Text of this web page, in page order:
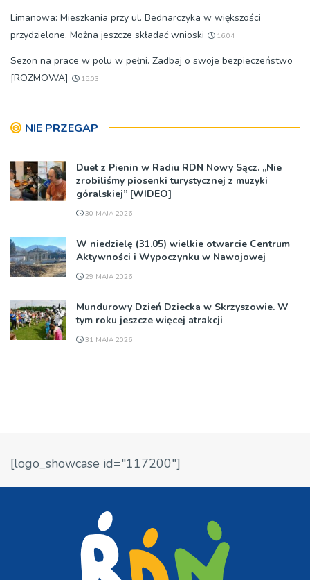
Limanowa: Mieszkania przy ul. Bednarczyka w większości
przydzielone. Można jeszcze składać wnioski
16:04
Sezon na prace w polu w pełni. Zadbaj o swoje bezpieczeństwo
[ROZMOWA]
15:03
NIE PRZEGAP
Duet z Pienin w Radiu RDN Nowy Sącz. „Nie
zrobiliśmy piosenki turystycznej z muzyki
góralskiej” [WIDEO]
30 MAJA 2026
W niedzielę (31.05) wielkie otwarcie Centrum
Aktywności i Wypoczynku w Nawojowej
29 MAJA 2026
Mundurowy Dzień Dziecka w Skrzyszowie. W
tym roku jeszcze więcej atrakcji
31 MAJA 2026
[logo_showcase id="117200"]